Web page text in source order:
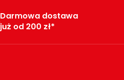
Darmowa dostawa
już od 200 zł*